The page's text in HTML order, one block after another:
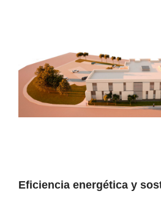
Eficiencia energética y